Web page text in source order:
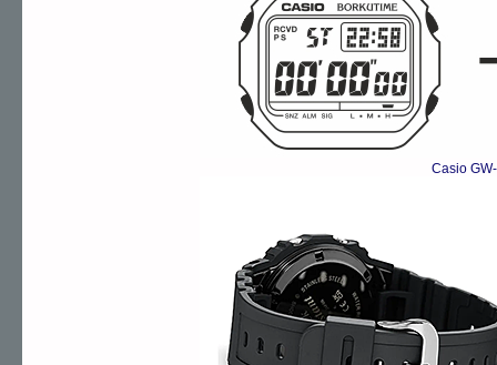
Casio